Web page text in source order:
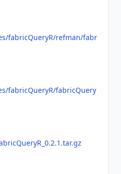
fabricQueryR/refman/fabr
fabricQueryR/fabricQuery